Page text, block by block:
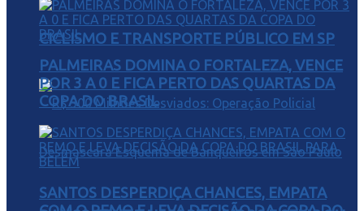
CICLISMO E TRANSPORTE PÚBLICO EM SP
PALMEIRAS DOMINA O FORTALEZA, VENCE
POR 3 A 0 E FICA PERTO DAS QUARTAS DA
COPA DO BRASIL
SANTOS DESPERDIÇA CHANCES, EMPATA